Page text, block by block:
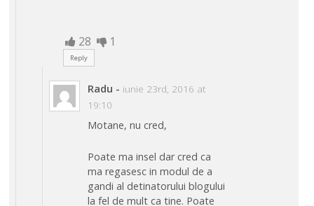
28 1
Reply
Radu - iunie 23rd, 2016 at
19:10
Motane, nu cred,
Poate ma insel dar cred ca
ma regasesc in modul de a
gandi al detinatorului blogului
la fel de mult ca tine. Poate